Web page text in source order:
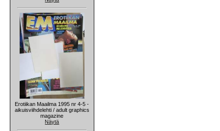
Erotiikan Maailma 1995 nr 4-5 -
aikuisviihdelehti / adult graphics
magazine
Näytä